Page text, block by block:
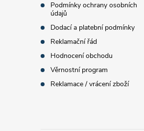
Podmínky ochrany osobních
údajů
Dodací a platební podmínky
Reklamační řád
Hodnocení obchodu
Věrnostní program
Reklamace / vrácení zboží